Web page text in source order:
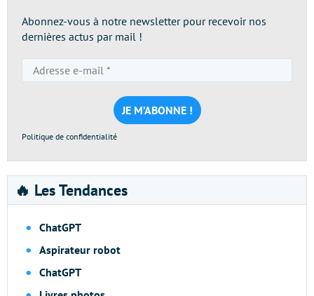
Abonnez-vous à notre newsletter pour recevoir nos
dernières actus par mail !
e-
mail
*
Politique de confidentialité
🔥 Les Tendances
ChatGPT
Aspirateur robot
ChatGPT